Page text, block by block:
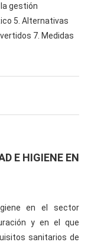
gestión
5. Alternativas
7. Medidas
E HIGIENE EN
en el sector
y en el que
sanitarios de